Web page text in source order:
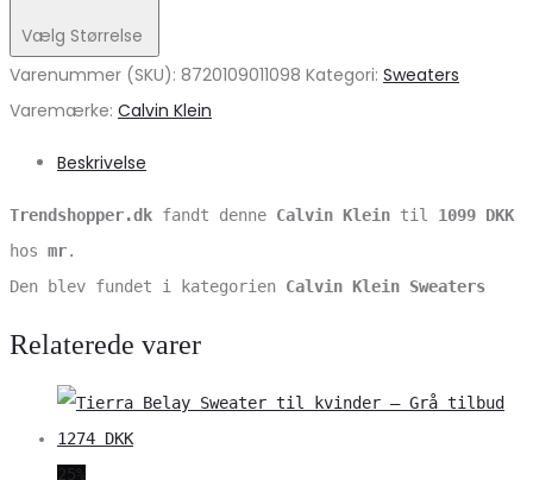
Vælg Størrelse
Varenummer (SKU): 8720109011098 Kategori: Sweaters
Varemærke: Calvin Klein
Beskrivelse
Trendshopper.dk fandt denne Calvin Klein til 1099 DKK
hos mr.
Den blev fundet i kategorien Calvin Klein Sweaters
Relaterede varer
25%